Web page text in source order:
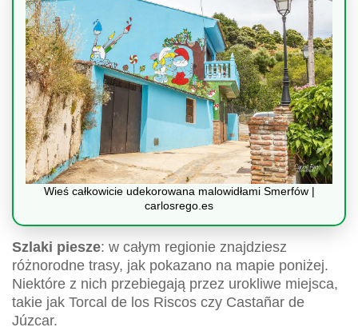
Wieś całkowicie udekorowana malowidłami Smerfów |
carlosrego.es
Szlaki piesze: w całym regionie znajdziesz
różnorodne trasy, jak pokazano na mapie poniżej.
Niektóre z nich przebiegają przez urokliwe miejsca,
takie jak Torcal de los Riscos czy Castañar de
Júzcar.